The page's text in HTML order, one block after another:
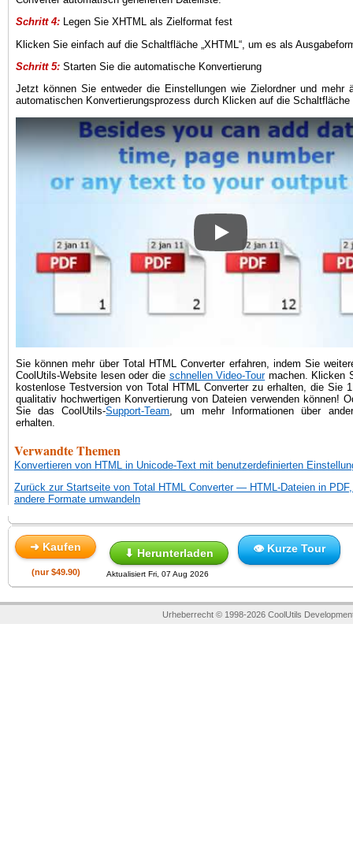
Schritt 4: Legen Sie XHTML als Zielformat fest
Klicken Sie einfach auf die Schaltfläche „XHTML“, um es als
Schritt 5: Starten Sie die automatische Konvertierung
Jetzt können Sie entweder die Einstellungen wie Zielordner und mehr
automatischen Konvertierungsprozess durch Klicken auf die Schaltfläche
How to convert HTML files
Sie können mehr über Total HTML Converter erfahren, indem Sie
CoolUtils-Website lesen oder die schnellen Video-Tourmachen. Klicken
kostenlose Testversion von Total HTML Converter zu erhalten, die Sie
qualitativ hochwertigen Konvertierung von Dateien verwenden können!
Sie das CoolUtils-Support-Team, um mehr Informationen über
erhalten.
Verwandte Themen
Konvertieren von HTML in Unicode-Text mit benutzerdefinierten
Zurück zur Startseite von Total HTML Converter — HTML-Dateien in
andere Formate umwandeln
➜ Kaufen ⬇ Herunterladen 👁 Kurze Tour
(nur $49.90) Aktualisiert Fri, 07 Aug 2026
Urheberrecht © 1998-2026 CoolUtils